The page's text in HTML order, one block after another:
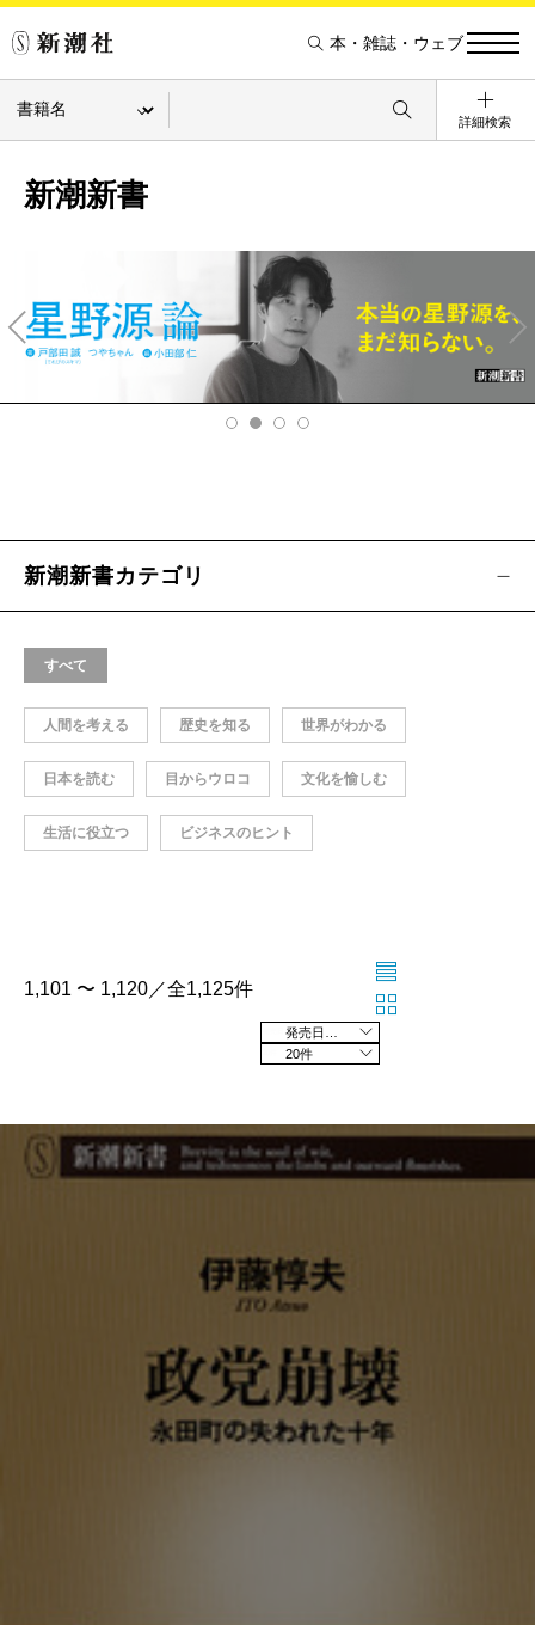
本・雑誌・ウェブ
詳細検索
新潮新書
v
Ne
xt
新潮新書カテゴリ
すべて
人間を考える 歴史を知る 世界がわかる
日本を読む 目からウロコ 文化を愉しむ
生活に役立つ ビジネスのヒント
1,101 〜 1,120／全1,125件
20件